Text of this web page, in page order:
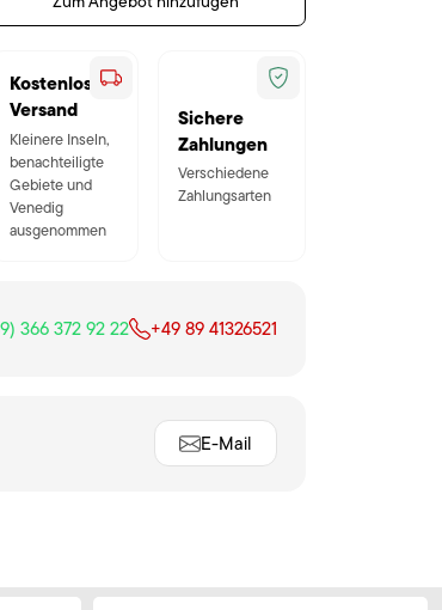
Kostenloser
Versand
Kleinere Inseln,
benachteiligte
Gebiete und
Venedig
ausgenommen
Sichere
Zahlungen
Verschiedene
Zahlungsarten
366 372 92 22 +49 89 41326521
E-Mail